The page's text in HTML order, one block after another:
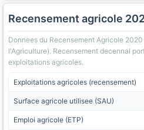
Recensement agricole
Donnees du Recensement Agricole
l'Agriculture). Recensement decennal
exploitations agricoles.
Exploitations agricoles (recensement)
Surface agricole utilisee (SAU)
Emploi agricole (ETP)